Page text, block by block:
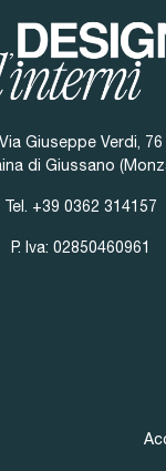
Via Giuseppe Verdi, 76
di Giussano
Tel. +39 0362 314157
P. Iva: 02850460961